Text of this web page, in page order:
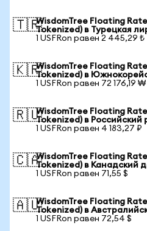
🇹🇷WisdomTree Floating
Tokenized) в Турецкая
1 USFRon равен 2 445,29 ₺
🇰🇷WisdomTree Floating
Tokenized) в
1 USFRon равен 72 176,19 ₩
🇷🇺WisdomTree Floating
Tokenized) в Российский
1 USFRon равен 4 183,27 ₽
🇨🇦WisdomTree Floating
Tokenized) в Канадский
1 USFRon равен 71,55 $
🇦🇺WisdomTree Floating
Tokenized) в
1 USFRon равен 72,54 $